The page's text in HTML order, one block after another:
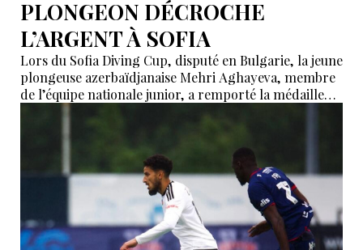
PLONGEON DÉCROCHE
L’ARGENT À SOFIA
Lors du Sofia Diving Cup, disputé en Bulgarie, la jeune
plongeuse azerbaïdjanaise Mehri Aghayeva, membre
de l’équipe nationale junior, a remporté la médaille
d’argent dans l’épreuve du tremplin de 1 mètre,
catégorie filles (groupe E). L’athlète a obtenu 115,20
points, se classant 2e parmi 15 participantes.